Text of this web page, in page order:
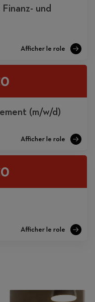
und
(m/w/d)